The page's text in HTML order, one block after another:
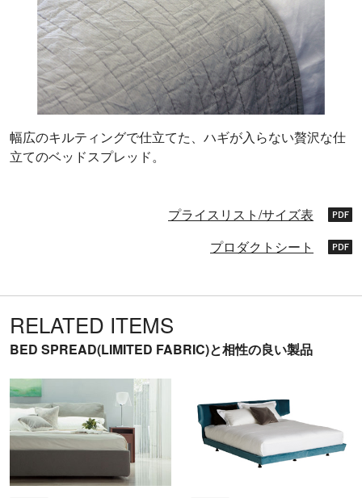
幅広のキルティングで仕立てた、ハギが入らない贅沢な仕
立てのベッドスプレッド。
プライスリスト/サイズ表
プロダクトシート
RELATED ITEMS
BED SPREAD(LIMITED FABRIC)と相性の良い製品